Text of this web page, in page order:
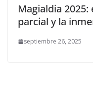
Magialdia
parcial y la
septiembre 26, 2025